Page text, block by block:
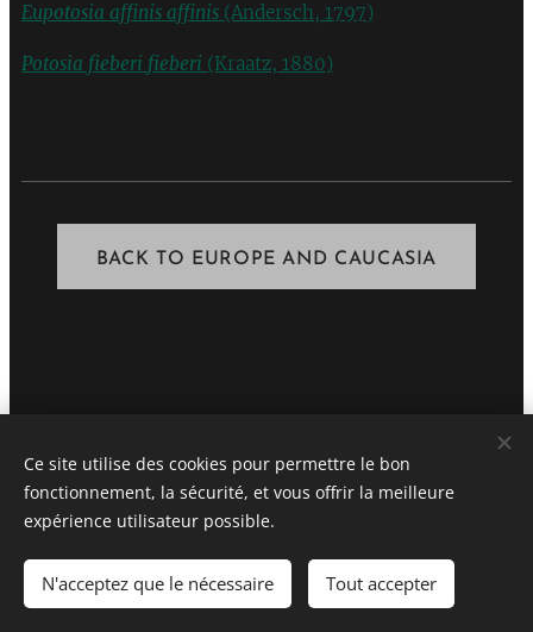
Eupotosia affinis affinis (Andersch, 1797)
Potosia fieberi fieberi (Kraatz, 1880)
BACK TO EUROPE AND CAUCASIA
STEPHANE VASSEL
Optimized byWebnode Cookies
Ce site utilise des cookies pour permettre le bon
fonctionnement, la sécurité, et vous offrir la meilleure
expérience utilisateur possible.
N'acceptez que le nécessaire Tout accepter